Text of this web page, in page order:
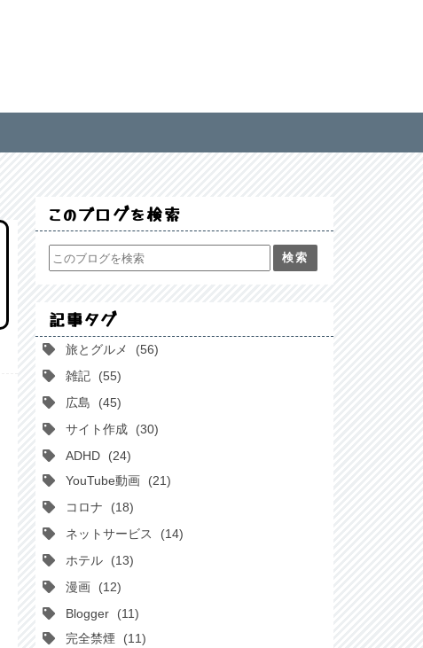
このブログを検索
記事タグ
旅とグルメ
56
雑記
55
広島
45
サイト作成
30
ADHD
24
YouTube動画
21
コロナ
18
ネットサービス
14
ホテル
13
漫画
12
Blogger
11
完全禁煙
11